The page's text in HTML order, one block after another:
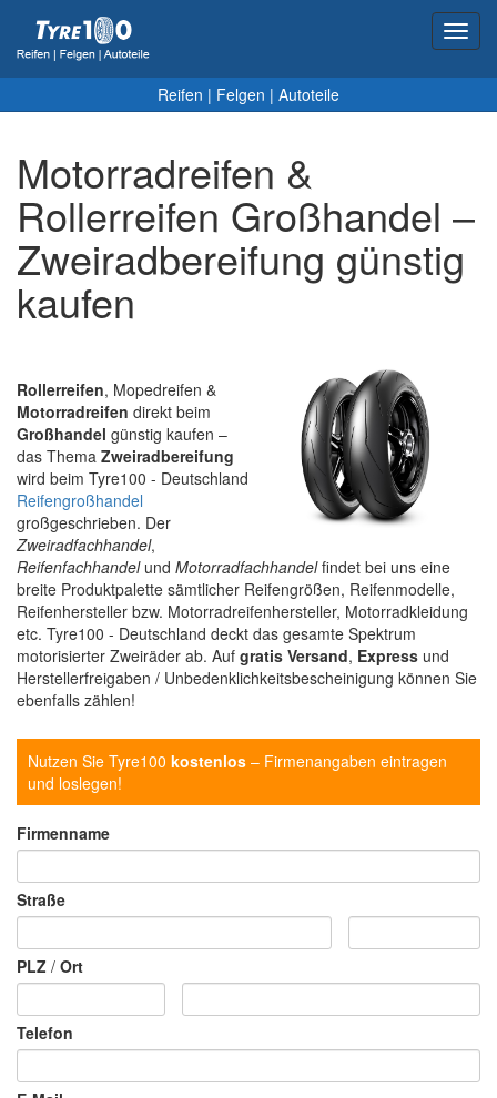
Reifen | Felgen | Autoteile
Motorradreifen &
Rollerreifen Großhandel –
Zweiradbereifung günstig
kaufen
Rollerreifen, Mopedreifen &
Motorradreifen direkt beim
Großhandel günstig kaufen –
das Thema Zweiradbereifung
wird beim Tyre100 - Deutschland
Reifengroßhandel
großgeschrieben. Der
Zweiradfachhandel,
Reifenfachhandelund Motorradfachhandelfindet bei uns eine
breite Produktpalette sämtlicher Reifengrößen, Reifenmodelle,
Reifenhersteller bzw. Motorradreifenhersteller, Motorradkleidung
etc. Tyre100 - Deutschland deckt das gesamte Spektrum
motorisierter Zweiräder ab. Auf gratis Versand, Express und
Herstellerfreigaben / Unbedenklichkeitsbescheinigung können Sie
ebenfalls zählen!
Nutzen Sie Tyre100 kostenlos – Firmenangaben eintragen
und loslegen!
Firmenname
Straße
PLZ / Ort
Telefon